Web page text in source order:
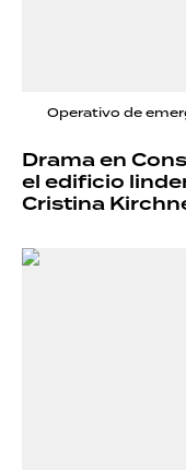
Operativo de
Drama en
el edificio
Cristina